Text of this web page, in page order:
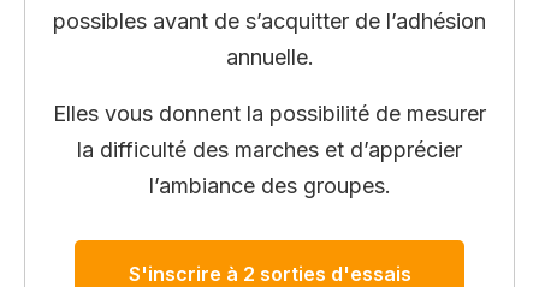
possibles avant de s’acquitter de l’adhésion
annuelle.
Elles vous donnent la possibilité de mesurer
la difficulté des marches et d’apprécier
l’ambiance des groupes.
S'inscrire à 2 sorties d'essais